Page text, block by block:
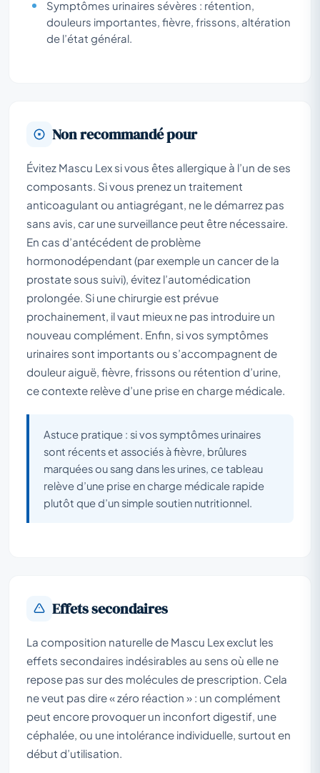
Symptômes urinaires sévères : rétention,
douleurs importantes, fièvre, frissons, altération
de l’état général.
Non recommandé pour
Évitez Mascu Lex si vous êtes allergique à l’un de ses
composants. Si vous prenez un traitement
anticoagulant ou antiagrégant, ne le démarrez pas
sans avis, car une surveillance peut être nécessaire.
En cas d’antécédent de problème
hormonodépendant (par exemple un cancer de la
prostate sous suivi), évitez l’automédication
prolongée. Si une chirurgie est prévue
prochainement, il vaut mieux ne pas introduire un
nouveau complément. Enfin, si vos symptômes
urinaires sont importants ou s’accompagnent de
douleur aiguë, fièvre, frissons ou rétention d’urine,
ce contexte relève d’une prise en charge médicale.
Astuce pratique : si vos symptômes urinaires
sont récents et associés à fièvre, brûlures
marquées ou sang dans les urines, ce tableau
relève d’une prise en charge médicale rapide
plutôt que d’un simple soutien nutritionnel.
Effets secondaires
La composition naturelle de Mascu Lex exclut les
effets secondaires indésirables au sens où elle ne
repose pas sur des molécules de prescription. Cela
ne veut pas dire « zéro réaction » : un complément
peut encore provoquer un inconfort digestif, une
céphalée, ou une intolérance individuelle, surtout en
début d’utilisation.